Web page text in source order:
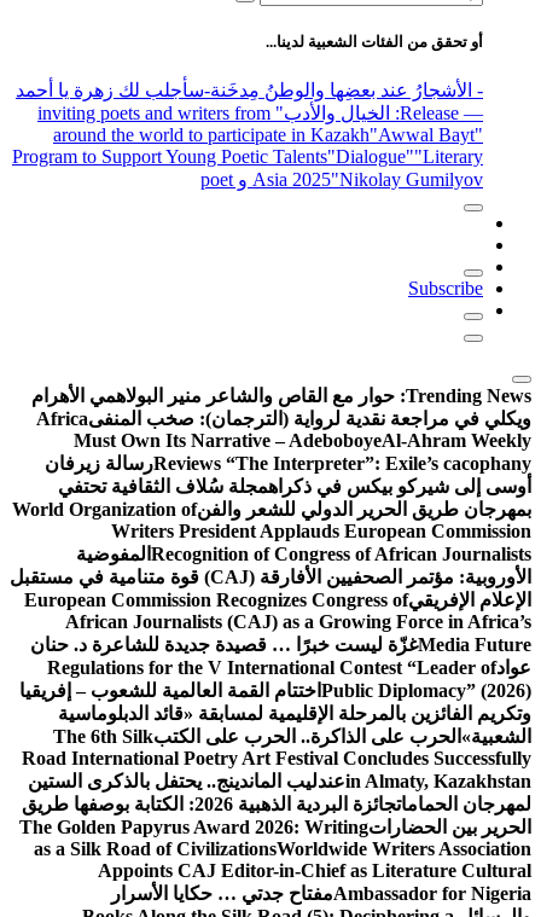
أو تحقق من الفئات الشعبية لدينا...
- الأشجارُ عند بعضِها والوطنُ مِدخَنة-سأجلب لك زهرة يا أحمد
— Release
: الخيال والأدب
" inviting poets and writers from
around the world to participate in Kazakh"Awwal Bayt"
Program to Support Young Poetic Talents"Dialogue""Literary
Asia 2025"Nikolay Gumilyov و poet
Subscribe
Trending News: حوار مع القاص والشاعر منير البولاهمي الأهرام
ويكلي في مراجعة نقدية لرواية (الترجمان): صخب المنفىAfrica
Must Own Its Narrative – AdeboboyeAl-Ahram Weekly
Reviews “The Interpreter”: Exile’s cacophanyرسالة زيرفان
أوسى إلى شيركو بيكس في ذكراهمجلة سُلاف الثقافية تحتفي
بمهرجان طريق الحرير الدولي للشعر والفنWorld Organization of
Writers President Applauds European Commission
Recognition of Congress of African Journalists المفوضية
الأوروبية: مؤتمر الصحفيين الأفارقة (CAJ) قوة متنامية في مستقبل
الإعلام الإفريقيEuropean Commission Recognizes Congress of
African Journalists (CAJ) as a Growing Force in Africa’s
Media Futureغزّة ليست خبرًا … قصيدة جديدة للشاعرة د. حنان
عوادRegulations for the V International Contest “Leader of
Public Diplomacy” (2026) اختتام القمة العالمية للشعوب – إفريقيا
وتكريم الفائزين بالمرحلة الإقليمية لمسابقة «قائد الدبلوماسية
الشعبية» الحرب على الذاكرة.. الحرب على الكتبThe 6th Silk
Road International Poetry Art Festival Concludes Successfully
in Almaty, Kazakhstanعندليب الماندينج.. يحتفل بالذكرى الستين
لمهرجان الحمامات
جائزة البردية الذهبية 2026: الكتابة بوصفها طريق
الحرير بين الحضاراتThe Golden Papyrus Award 2026: Writing
as a Silk Road of CivilizationsWorldwide Writers Association
Appoints CAJ Editor-in-Chief as Literature Cultural
Ambassador for Nigeriaمفتاح جدتي … حكايا الأسرار